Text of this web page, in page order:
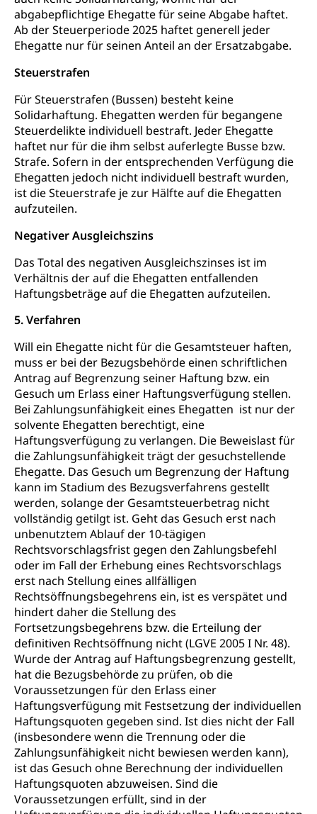
abgabepflichtige Ehegatte für seine Abgabe haftet.
Ab der Steuerperiode 2025 haftet generell jeder
Ehegatte nur für seinen Anteil an der Ersatzabgabe.
Steuerstrafen
Für Steuerstrafen (Bussen) besteht keine
Solidarhaftung. Ehegatten werden für begangene
Steuerdelikte individuell bestraft. Jeder Ehegatte
haftet nur für die ihm selbst auferlegte Busse bzw.
Strafe. Sofern in der entsprechenden Verfügung die
Ehegatten jedoch nicht individuell bestraft wurden,
ist die Steuerstrafe je zur Hälfte auf die Ehegatten
aufzuteilen.
Negativer Ausgleichszins
Das Total des negativen Ausgleichszinses ist im
Verhältnis der auf die Ehegatten entfallenden
Haftungsbeträge auf die Ehegatten aufzuteilen.
5. Verfahren
Will ein Ehegatte nicht für die Gesamtsteuer haften,
muss er bei der Bezugsbehörde einen schriftlichen
Antrag auf Begrenzung seiner Haftung bzw. ein
Gesuch um Erlass einer Haftungsverfügung stellen.
Bei Zahlungsunfähigkeit eines Ehegatten ist nur der
solvente Ehegatten berechtigt, eine
Haftungsverfügung zu verlangen. Die Beweislast für
die Zahlungsunfähigkeit trägt der gesuchstellende
Ehegatte. Das Gesuch um Begrenzung der Haftung
kann im Stadium des Bezugsverfahrens gestellt
werden, solange der Gesamtsteuerbetrag nicht
vollständig getilgt ist. Geht das Gesuch erst nach
unbenutztem Ablauf der 10-tägigen
Rechtsvorschlagsfrist gegen den Zahlungsbefehl
oder im Fall der Erhebung eines Rechtsvorschlags
erst nach Stellung eines allfälligen
Rechtsöffnungsbegehrens ein, ist es verspätet und
hindert daher die Stellung des
Fortsetzungsbegehrens bzw. die Erteilung der
definitiven Rechtsöffnung nicht (LGVE 2005 I Nr. 48).
Wurde der Antrag auf Haftungsbegrenzung gestellt,
hat die Bezugsbehörde zu prüfen, ob die
Voraussetzungen für den Erlass einer
Haftungsverfügung mit Festsetzung der individuellen
Haftungsquoten gegeben sind. Ist dies nicht der Fall
(insbesondere wenn die Trennung oder die
Zahlungsunfähigkeit nicht bewiesen werden kann),
ist das Gesuch ohne Berechnung der individuellen
Haftungsquoten abzuweisen. Sind die
Voraussetzungen erfüllt, sind in der